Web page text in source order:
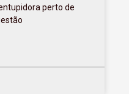
perto de